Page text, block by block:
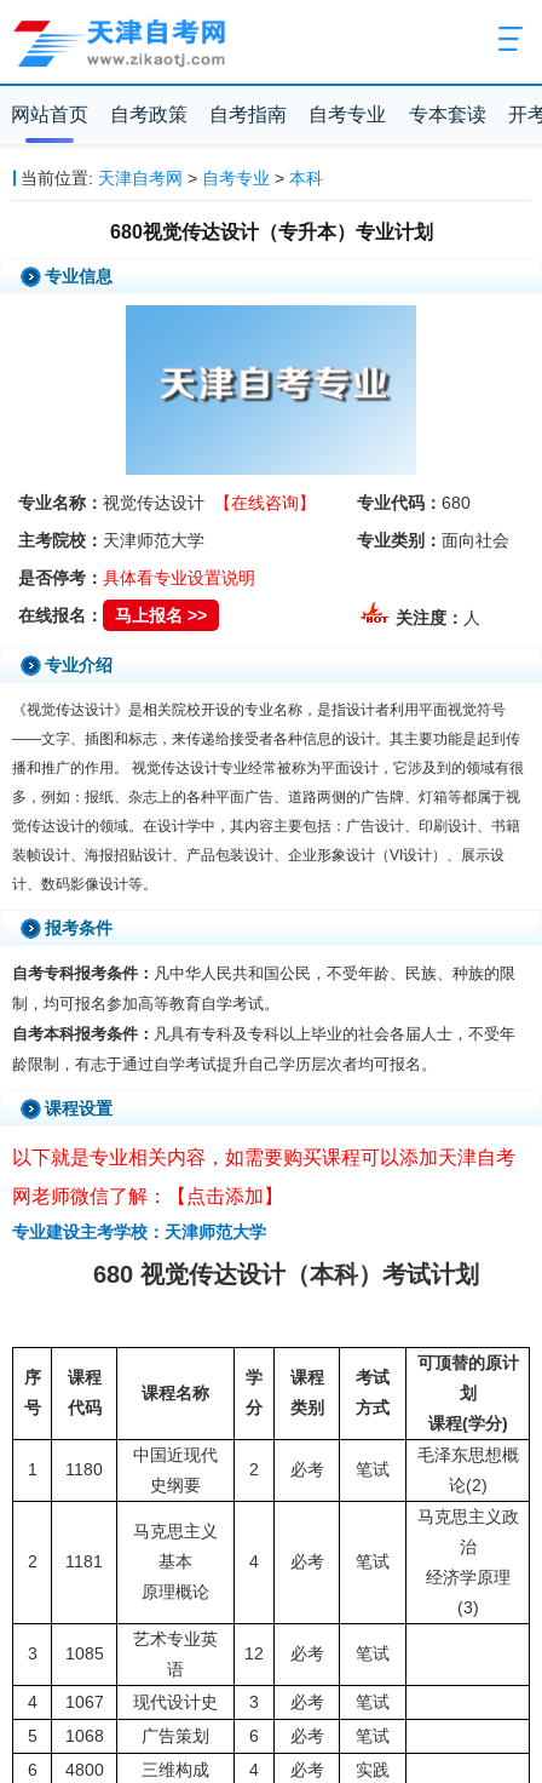
网站首页 自考政策 自考指南 自考专业 专本套读 开
当前位置: 天津自考网 > 自考专业 > 本科
680视觉传达设计（专升本）专业计划
专业信息
专业名称：视觉传达设计 【在线咨询】 专业代码：680
主考院校： 天津师范大学 专业类别：面向社会
是否停考：具体看专业设置说明
在线报名：
马上报名 >> 关注度： 人
专业介绍
《视觉传达设计》是相关院校开设的专业名称，是指设计者利用平面视觉符号
——文字、插图和标志，来传递给接受者各种信息的设计。其主要功能是起到传
播和推广的作用。 视觉传达设计专业经常被称为平面设计，它涉及到的领域有很
多，例如：报纸、杂志上的各种平面广告、道路两侧的广告牌、灯箱等都属于视
觉传达设计的领域。在设计学中，其内容主要包括：广告设计、印刷设计、书籍
装帧设计、海报招贴设计、产品包装设计、企业形象设计（VI设计）、展示设
计、数码影像设计等。
报考条件
自考专科报考条件： 凡中华人民共和国公民，不受年龄、民族、种族的限
制，均可报名参加高等教育自学考试。
自考本科报考条件： 凡具有专科及专科以上毕业的社会各届人士，不受年
龄限制，有志于通过自学考试提升自己学历层次者均可报名。
课程设置
以下就是专业相关内容，如需要购买课程可以添加天津自考
网老师微信了解：【点击添加】
专业建设主考学校：天津师范大学
680 视觉传达设计（本科）考试计划
序
号
课程
代码
课程名称
学
分
课程
类别
考试
方式
可顶替的原计
划
课程(学分)
1 1180
中国近现代
史纲要
2 必考 笔试
毛泽东思想概
论(2)
2 1181
马克思主义
基本
原理概论
4 必考 笔试
马克思主义政
治
经济学原理
(3)
3 1085
艺术专业英
语
12 必考 笔试
4 1067 现代设计史 3 必考
笔试
5
1068 广告策划 6 必考
笔试
6
4800 三维构成 4 必考
实践